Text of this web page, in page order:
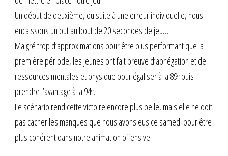
Un début de deuxième, ou suite à une erreur individuelle, nous
encaissons un but au bout de 20 secondes de jeu…
Malgré trop d’approximations pour être plus performant que la
première période, les jeunes ont fait preuve d’abnégation et de
ressources mentales et physique pour égaliser à la 89ᵉ puis
prendre l’avantage à la 94ᵉ.
Le scénario rend cette victoire encore plus belle, mais elle ne doit
pas cacher les manques que nous avons eus ce samedi pour être
plus cohérent dans notre animation offensive.